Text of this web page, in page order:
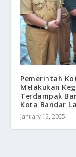
Pemerintah
Melakukan
Terdampak
Kota Bandar
January 15, 2025